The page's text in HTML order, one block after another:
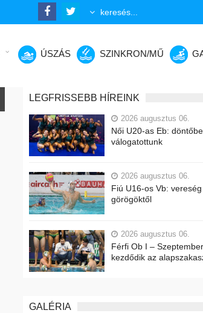
ÚSZÁS SZINKRON/MŰ
LEGFRISSEBB HÍREINK
2026 augusztus 06.
Női U20-as Eb:
válogatottunk
2026 augusztus 06.
Fiú U16-os Vb:
görögöktől
2026 augusztus 06.
Férfi Ob I –
kezdődik az
GALÉRIA